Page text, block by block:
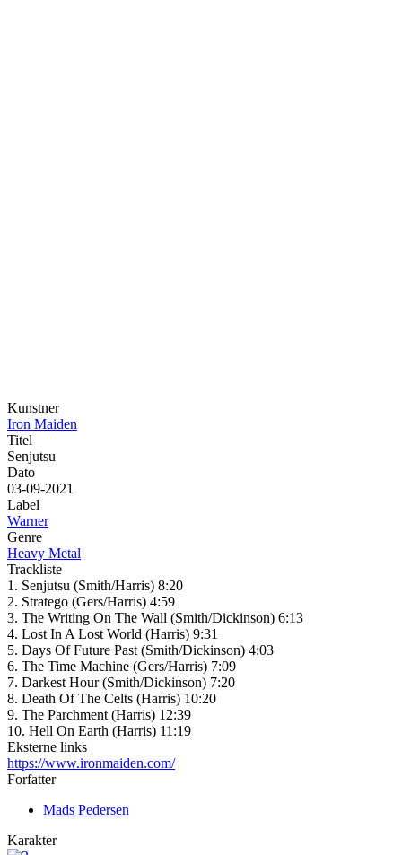
Kunstner
Iron Maiden
Titel
Senjutsu
Dato
03-09-2021
Label
Warner
Genre
Heavy Metal
Trackliste
1. Senjutsu (Smith/Harris) 8:20
2. Stratego (Gers/Harris) 4:59
3. The Writing On The Wall (Smith/Dickinson) 6:13
4. Lost In A Lost World (Harris) 9:31
5. Days Of Future Past (Smith/Dickinson) 4:03
6. The Time Machine (Gers/Harris) 7:09
7. Darkest Hour (Smith/Dickinson) 7:20
8. Death Of The Celts (Harris) 10:20
9. The Parchment (Harris) 12:39
10. Hell On Earth (Harris) 11:19
Eksterne links
https://www.ironmaiden.com/
Forfatter
Mads Pedersen
Karakter